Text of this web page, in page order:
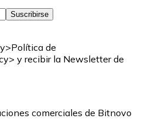
Suscribirse
de
y recibir la Newsletter de
comerciales de Bitnovo